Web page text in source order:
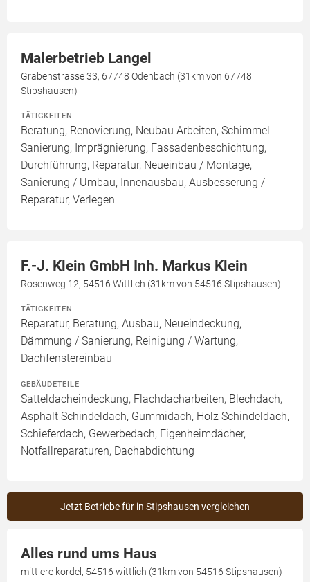
Malerbetrieb Langel
Grabenstrasse 33, 67748 Odenbach (31km von 67748
Stipshausen)
TÄTIGKEITEN
Beratung, Renovierung, Neubau Arbeiten, Schimmel-
Sanierung, Imprägnierung, Fassadenbeschichtung,
Durchführung, Reparatur, Neueinbau / Montage,
Sanierung / Umbau, Innenausbau, Ausbesserung /
Reparatur, Verlegen
F.-J. Klein GmbH Inh. Markus Klein
Rosenweg 12, 54516 Wittlich (31km von 54516 Stipshausen)
TÄTIGKEITEN
Reparatur, Beratung, Ausbau, Neueindeckung,
Dämmung / Sanierung, Reinigung / Wartung,
Dachfenstereinbau
GEBÄUDETEILE
Satteldacheindeckung, Flachdacharbeiten, Blechdach,
Asphalt Schindeldach, Gummidach, Holz Schindeldach,
Schieferdach, Gewerbedach, Eigenheimdächer,
Notfallreparaturen, Dachabdichtung
Jetzt Betriebe für in Stipshausen vergleichen
Alles rund ums Haus
mittlere kordel, 54516 wittlich (31km von 54516 Stipshausen)